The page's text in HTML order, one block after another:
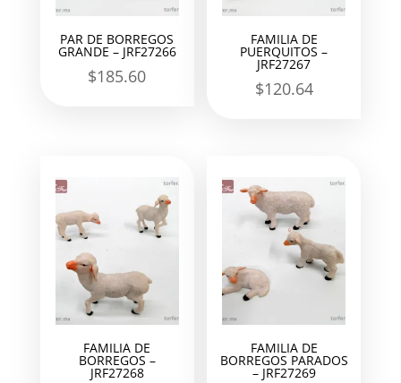
PAR DE BORREGOS
GRANDE – JRF27266
$185.60
FAMILIA DE
PUERQUITOS –
JRF27267
$120.64
FAMILIA DE
BORREGOS –
JRF27268
FAMILIA DE
BORREGOS PARADOS
– JRF27269